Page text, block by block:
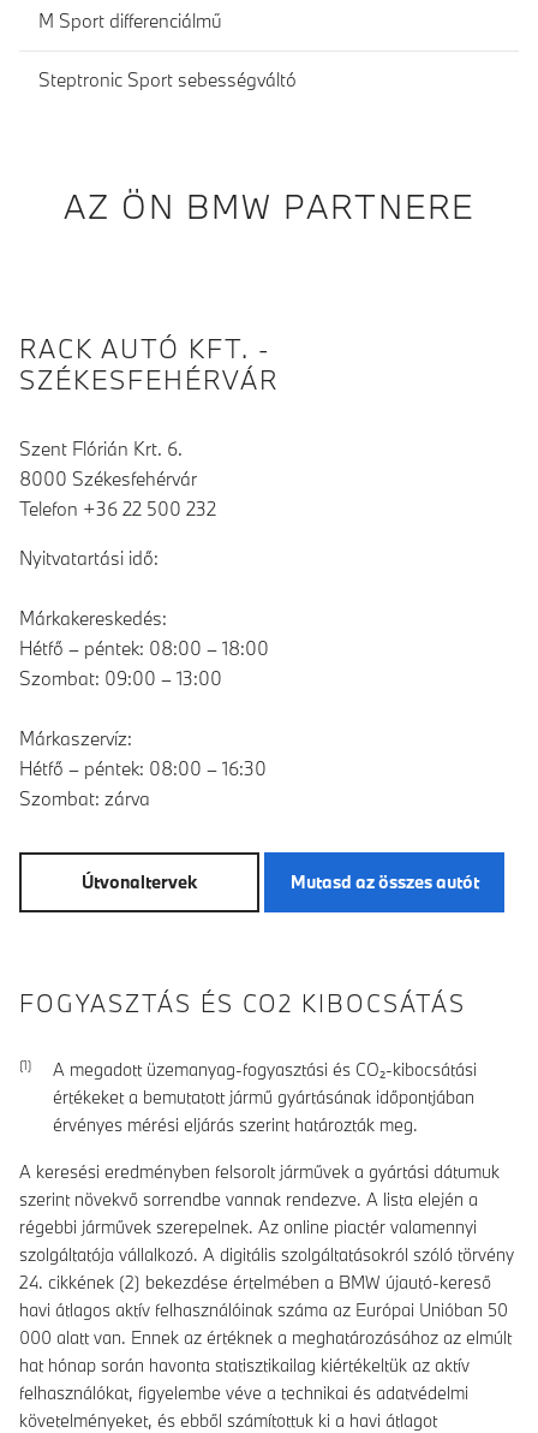
M Sport differenciálmű
Steptronic Sport sebességváltó
AZ ÖN BMW PARTNERE
RACK AUTÓ KFT. -
SZÉKESFEHÉRVÁR
Szent Flórián Krt. 6.
8000 Székesfehérvár
Telefon +36 22 500 232
Nyitvatartási idő:
Márkakereskedés:
Hétfő – péntek: 08:00 – 18:00
Szombat: 09:00 – 13:00
Márkaszervíz:
Hétfő – péntek: 08:00 – 16:30
Szombat: zárva
Útvonaltervek Mutasd az összes autót
FOGYASZTÁS ÉS CO2 KIBOCSÁTÁS
A megadott üzemanyag-fogyasztási és CO₂-kibocsátási
értékeket a bemutatott jármű gyártásának időpontjában
érvényes mérési eljárás szerint határozták meg.
A keresési eredményben felsorolt járművek a gyártási dátumuk
szerint növekvő sorrendbe vannak rendezve. A lista elején a
régebbi járművek szerepelnek. Az online piactér valamennyi
szolgáltatója vállalkozó. A digitális szolgáltatásokról szóló törvény
24. cikkének (2) bekezdése értelmében a BMW újautó-kereső
havi átlagos aktív felhasználóinak száma az Európai Unióban 50
000 alatt van. Ennek az értéknek a meghatározásához az elmúlt
hat hónap során havonta statisztikailag kiértékeltük az aktív
felhasználókat, figyelembe véve a technikai és adatvédelmi
követelményeket, és ebből számítottuk ki a havi átlagot